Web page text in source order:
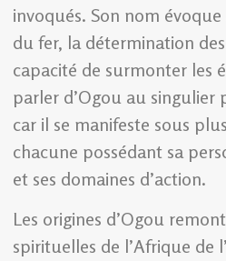
invoqués. Son nom
du fer, la détermination
capacité de surmonter les
parler d’Ogou au
car il se manifeste sous
chacune possédant sa
et ses domaines d’action.
Les origines d’Ogou
spirituelles de l’Afrique de